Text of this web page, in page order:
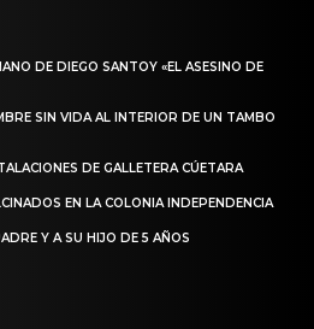
DE DIEGO SANTOY «EL ASESINO DE
SIN VIDA AL INTERIOR DE UN TAMBO
DE GALLETERA CÚETARA
EN LA COLONIA INDEPENDENCIA
Y A SU HIJO DE 5 AÑOS